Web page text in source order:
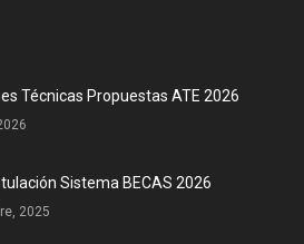
Técnicas Propuestas ATE 2026
Sistema BECAS 2026
2025